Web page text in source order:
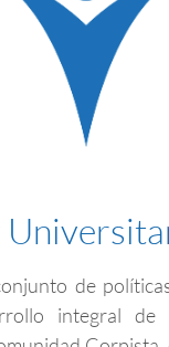
de
integral